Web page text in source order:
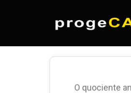
O quociente